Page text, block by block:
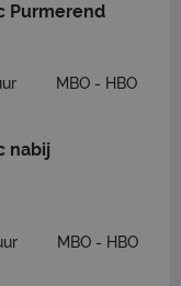
Purmerend
MBO - HBO
nabij
MBO - HBO